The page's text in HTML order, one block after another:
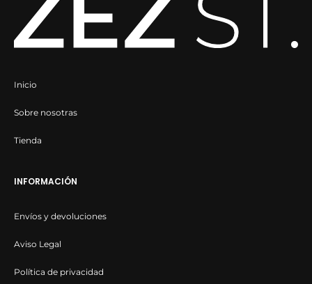
Inicio
Sobre nosotras
Tienda
INFORMACIÓN
Envíos y devoluciones
Aviso Legal
Política de privacidad